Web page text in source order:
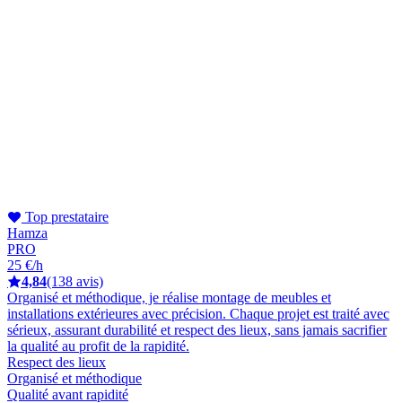
Top prestataire
Hamza
PRO
25 €/h
4,84(138 avis)
Organisé et méthodique, je réalise montage de meubles et
installations extérieures avec précision. Chaque projet est traité avec
sérieux, assurant durabilité et respect des lieux, sans jamais sacrifier
la qualité au profit de la rapidité.
Respect des lieux
Organisé et méthodique
Qualité avant rapidité